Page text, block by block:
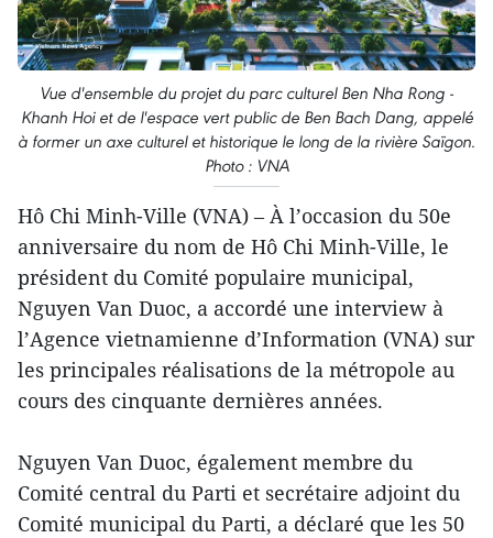
Vue d'ensemble du projet du parc culturel Ben Nha Rong -
Khanh Hoi et de l'espace vert public de Ben Bach Dang, appelé
à former un axe culturel et historique le long de la rivière Saïgon.
Photo : VNA
Hô Chi Minh-Ville (VNA) – À l’occasion du 50e
anniversaire du nom de Hô Chi Minh-Ville, le
président du Comité populaire municipal,
Nguyen Van Duoc, a accordé une interview à
l’Agence vietnamienne d’Information (VNA) sur
les principales réalisations de la métropole au
cours des cinquante dernières années.
Nguyen Van Duoc, également membre du
Comité central du Parti et secrétaire adjoint du
Comité municipal du Parti, a déclaré que les 50